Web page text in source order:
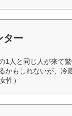
ター
1人と同じ人が来て
かもしれないが、
性）